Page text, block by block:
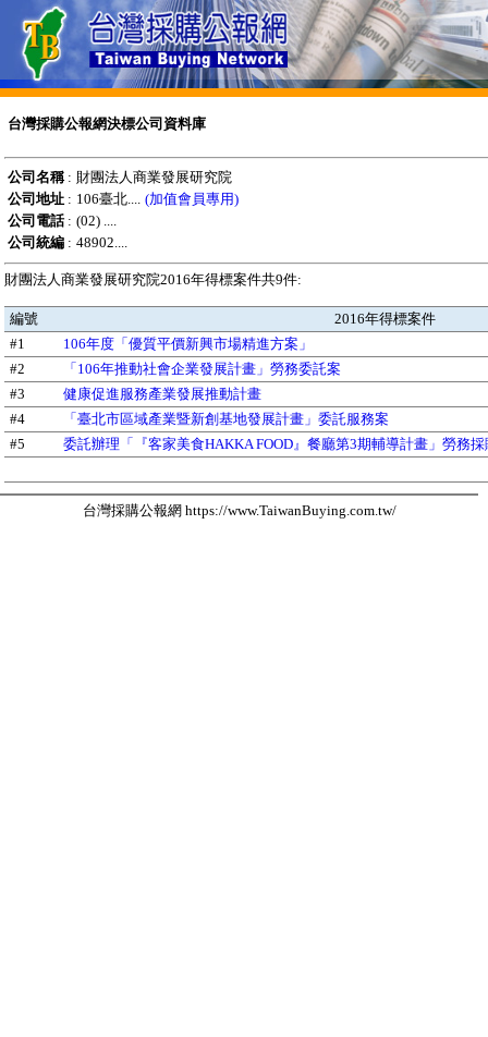
台灣採購公報網決標公司資料庫
公司名稱: 財團法人商業發展研究院
公司地址 : 106臺北.... (加值會員專用)
公司電話: (02) ....
公司統編 : 48902....
財團法人商業發展研究院2016年得標案件共9件:
編號
2016年得標案件
#1
106年度「優質平價新興市場精進方案」
#2
「106年推動社會企業發展計畫」勞務委託案
#3
健康促進服務產業發展推動計畫
#4
「臺北市區域產業暨新創基地發展計畫」委託服務案
#5
委託辦理「『客家美食HAKKA FOOD』餐廳第3期輔導計畫」勞務採
台灣採購公報網 https://www.TaiwanBuying.com.tw/